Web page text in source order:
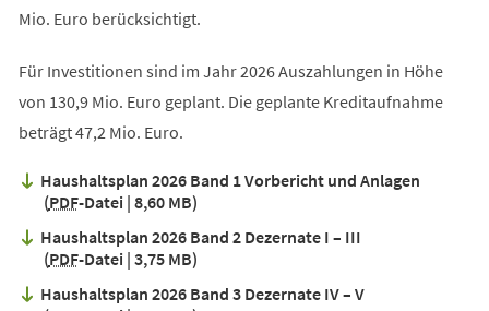
Mio. Euro berücksichtigt.
Für Investitionen sind im Jahr 2026 Auszahlungen in Höhe
von 130,9 Mio. Euro geplant. Die geplante Kreditaufnahme
beträgt 47,2 Mio. Euro.
Haushaltsplan 2026 Band 1 Vorbericht und Anlagen
PDF-Datei 8,60 MB
Haushaltsplan 2026 Band 2 Dezernate I – III
PDF-Datei 3,75 MB
Haushaltsplan 2026 Band 3 Dezernate IV – V